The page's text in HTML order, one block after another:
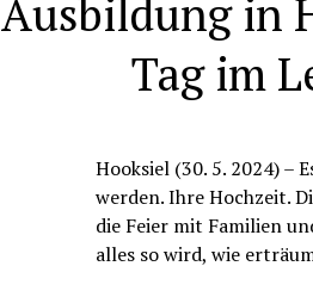
Ausbildung in
Tag im
Hooksiel (30. 5. 2024) –
werden. Ihre Hochzeit.
die Feier mit Familien
alles so wird, wie